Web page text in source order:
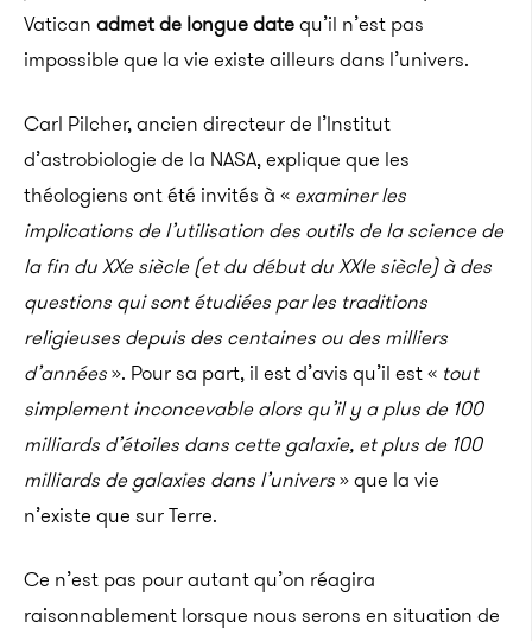
Vatican admet de longue datequ’il n’est pas
impossible que la vie existe ailleurs dans l’univers.
Carl Pilcher, ancien directeur de l’Institut
d’astrobiologie de la NASA, explique que les
théologiens ont été invités à « examiner les
implications de l’utilisation des outils de la science de
la fin du XXe siècle (et du début du XXIe siècle) à des
questions qui sont étudiées par les traditions
religieuses depuis des centaines ou des milliers
d’années». Pour sa part, il est d’avis qu’il est « tout
simplement inconcevable alors qu’il y a plus de 100
milliards d’étoiles dans cette galaxie, et plus de 100
milliards de galaxies dans l’univers» que la vie
n’existe que sur Terre.
Ce n’est pas pour autant qu’on réagira
raisonnablement lorsque nous serons en situation de